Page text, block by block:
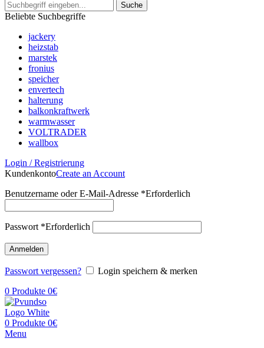
Suche
Beliebte Suchbegriffe
jackery
heizstab
marstek
fronius
speicher
envertech
halterung
balkonkraftwerk
warmwasser
VOLTRADER
wallbox
Login / Registrierung
KundenkontoCreate an Account
Benutzername oder E-Mail-Adresse *Erforderlich
Passwort *Erforderlich
Anmelden
Passwort vergessen?
Login speichern & merken
0 Produkte 0€
0 Produkte 0€
Menu